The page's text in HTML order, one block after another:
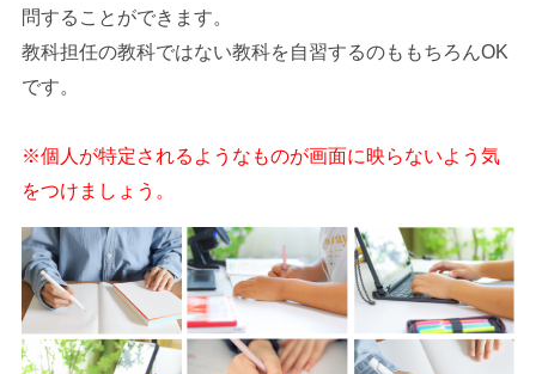
問することができます。
教科担任の教科ではない教科を自習するのももちろんOK
です。
※個人が特定されるようなものが画面に映らないよう気
をつけましょう。